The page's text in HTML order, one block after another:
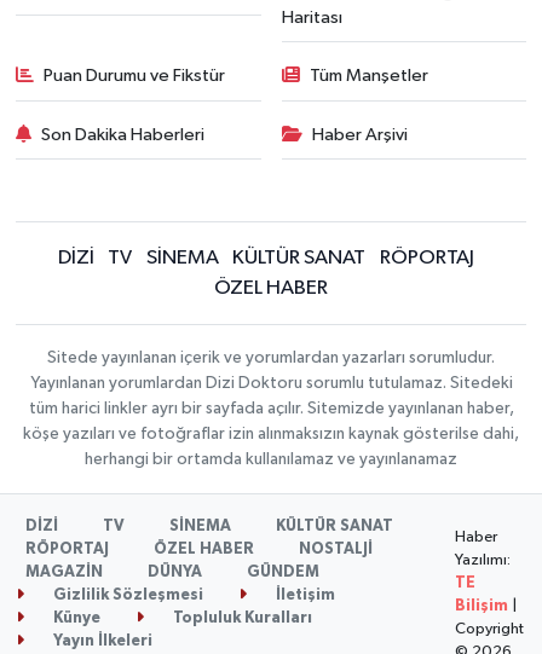
Haritası
Puan Durumu ve Fikstür Tüm Manşetler
Son Dakika Haberleri Haber Arşivi
DİZİ TV SİNEMA KÜLTÜR SANAT
RÖPORTAJ
ÖZEL HABER
Sitede yayınlanan içerik ve yorumlardan yazarları sorumludur.
Yayınlanan yorumlardan Dizi Doktoru sorumlu tutulamaz. Sitedeki
tüm harici linkler ayrı bir sayfada açılır. Sitemizde yayınlanan haber,
köşe yazıları ve fotoğraflar izin alınmaksızın kaynak gösterilse dahi,
herhangi bir ortamda kullanılamaz ve yayınlanamaz
DİZİ TV SİNEMA
KÜLTÜR SANAT
RÖPORTAJ
ÖZEL HABER
NOSTALJİ
MAGAZİN
DÜNYA
GÜNDEM
Gizlilik Sözleşmesi
İletişim
Künye
Topluluk Kuralları
Yayın İlkeleri
Haber
Yazılımı:
TE
Bilişim
Copyright